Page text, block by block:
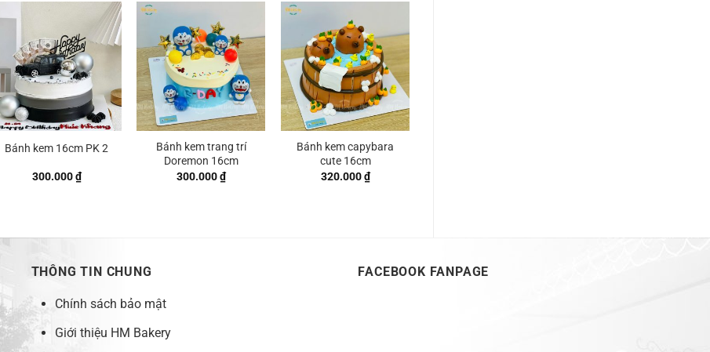
đến
320.000 ₫
400.000 ₫
Bánh kem 16cm PK 2
300.000₫
Bánh kem trang trí
Doremon 16cm
300.000₫
Bánh kem capybara
cute 16cm
320.000₫
THÔNG TIN CHUNG
Chính sách bảo mật
Giới thiệu HM Bakery
FACEBOOK FANPAGE